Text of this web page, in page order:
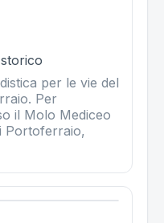
per le vie del
Per
il Molo Mediceo
Portoferraio,